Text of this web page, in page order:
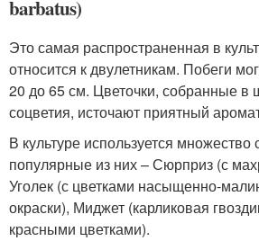
barbatus)
Это самая распространенная в
относится к двулетникам. Побеги
20 до 65 см. Цветочки, собранные в
соцветия, источают приятный
В культуре используется
популярные из них – Сюрприз (с
Уголек (с цветками насыщенно-
окраски), Миджет (карликовая
красными цветками).